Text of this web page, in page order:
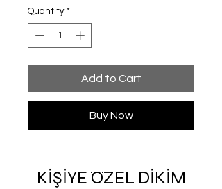
Quantity *
Add to Cart
Buy Now
KİŞİYE ÖZEL DİKİM